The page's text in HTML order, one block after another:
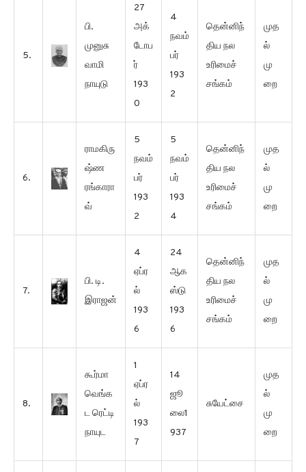
5.
பி.
முனுசு
வாமி
நாயுடு
27
அக்
டோப
ர்
193
0
4
நவம்
பர்
193
2
தென்னிந்
திய நல
உரிமைச்
சங்கம்
முத
ல்
மு
றை
6.
ராமகிரு
ஷ்ண
ரங்காரா
வ்
5
நவம்
பர்
193
2
5
நவம்
பர்
193
4
தென்னிந்
திய நல
உரிமைச்
சங்கம்
முத
ல்
மு
றை
7.
பி. டி.
இராஜன்
4
ஏப்ர
ல்
193
6
24
ஆக
ஸ்டு
193
6
தென்னிந்
திய நல
உரிமைச்
சங்கம்
முத
ல்
மு
றை
8.
கூர்மா
வெங்க
ட ரெட்டி
நாயுட
1
ஏப்ர
ல்
193
7
14
ஜூ
லை1
937
சுயேட்சை
முத
ல்
மு
றை